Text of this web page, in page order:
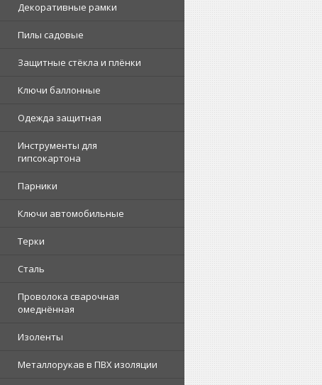
Декоративные рамки
Пилы садовые
Защитные стёкла и плёнки
Ключи баллонные
Одежда защитная
Инструменты для
гипсокартона
Парники
Ключи автомобильные
Терки
Сталь
Проволока сварочная
омеднённая
Изоленты
Металлорукав в ПВХ изоляции